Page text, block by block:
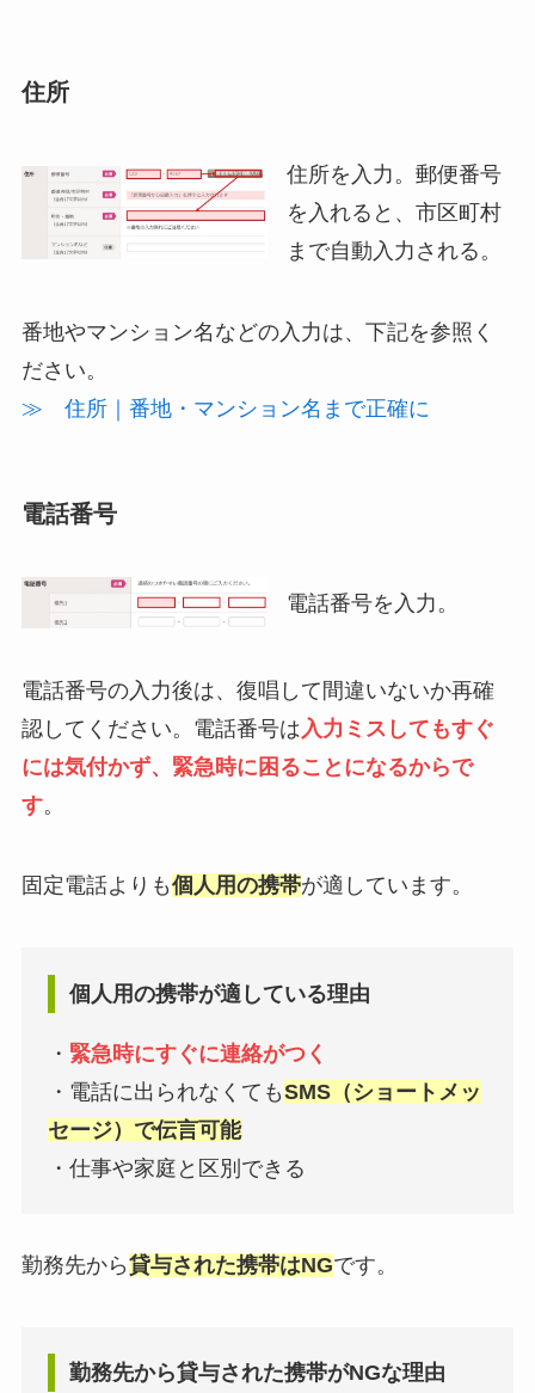
住所
住所を入力。郵便番号
を入れると、市区町村
まで自動入力される。
番地やマンション名などの入力は、下記を参照く
ださい。
≫ 住所｜番地・マンション名まで正確に
電話番号
電話番号を入力。
電話番号の入力後は、復唱して間違いないか再確
認してください。電話番号は 入力ミスしてもすぐ
には気付かず、緊急時に困ることになるからで
す。
固定電話よりも個人用の携帯が適しています。
個人用の携帯が適している理由
・ 緊急時にすぐに連絡がつく
・電話に出られなくてもSMS（ショートメッ
セージ）で伝言可能
・仕事や家庭と区別できる
勤務先から貸与された携帯はNGです。
勤務先から貸与された携帯がNGな理由